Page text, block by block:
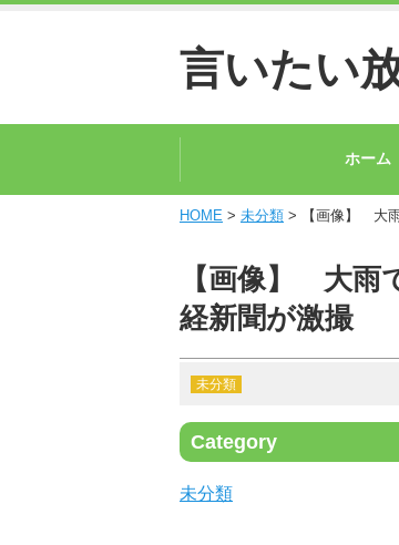
言いたい
ホーム
HOME > 未分類 > 【画像】 大雨
【画像】 大雨
経新聞が激撮
未分類
Category
未分類